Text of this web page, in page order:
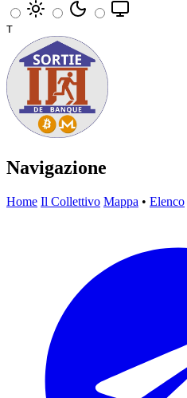
T
Navigazione
Home Il Collettivo Mappa • Elenco